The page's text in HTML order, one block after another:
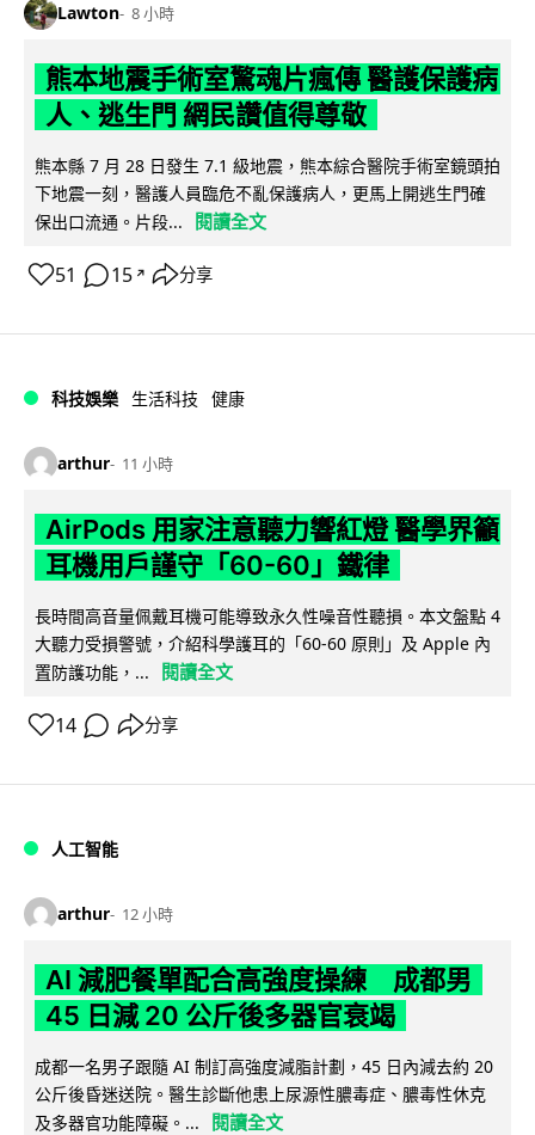
Lawton 8 小時
熊本地震手術室驚魂片瘋傳 醫護保護病
人、逃生門 網民讚值得尊敬
熊本縣 7 月 28 日發生 7.1 級地震，熊本綜合醫院手術室鏡頭拍
下地震一刻，醫護人員臨危不亂保護病人，更馬上開逃生門確
保出口流通。片段...
閱讀全文
51 15 ↗ 分享
科技娛樂 生活科技 健康
arthur 11 小時
AirPods 用家注意聽力響紅燈 醫學界籲
耳機用戶謹守「60-60」鐵律
長時間高音量佩戴耳機可能導致永久性噪音性聽損。本文盤點 4
大聽力受損警號，介紹科學護耳的「60-60 原則」及 Apple 內
置防護功能，...
閱讀全文
14 分享
人工智能
arthur 12 小時
AI 減肥餐單配合高強度操練 成都男
45 日減 20 公斤後多器官衰竭
成都一名男子跟隨 AI 制訂高強度減脂計劃，45 日內減去約 20
公斤後昏迷送院。醫生診斷他患上尿源性膿毒症、膿毒性休克
及多器官功能障礙。...
閱讀全文